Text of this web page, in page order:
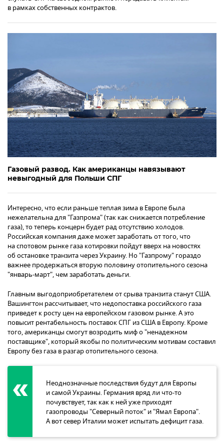
в рамках собственных контрактов.
Газовый развод. Как американцы навязывают
невыгодный для Польши СПГ
Интересно, что если раньше теплая зима в Европе была
нежелательна для "Газпрома" (так как снижается потребление
газа), то теперь концерн будет рад отсутствию холодов.
Российская компания даже может заработать от того, что
на спотовом рынке газа котировки пойдут вверх на новостях
об остановке транзита через Украину. Но "Газпрому" гораздо
важнее продержаться вторую половину отопительного сезона
"январь-март", чем заработать деньги.
Главным выгодоприобретателем от срыва транзита станут США.
Вашингтон рассчитывает, что недопоставка российского газа
приведет к росту цен на европейском газовом рынке. А это
повысит рентабельность поставок СПГ из США в Европу. Кроме
того, американцы смогут возродить миф о "ненадежном
поставщике", который якобы по политическим мотивам составил
Европу без газа в разгар отопительного сезона.
Неоднозначные последствия будут для Европы
и самой Украины. Германия вряд ли что-то
почувствует, так как к ней уже приходят
газопроводы "Северный поток" и "Ямал Европа".
А вот север Италии может испытать дефицит газа.